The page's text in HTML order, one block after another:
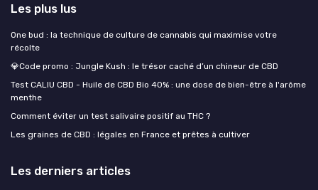
Les plus lus
One bud : la technique de culture de cannabis qui maximise votre
récolte
💎Code promo : Jungle Kush : le trésor caché d’un chineur de CBD
Test CALIU CBD - Huile de CBD Bio 40% : une dose de bien-être à l'arôme
menthe
Comment éviter un test salivaire positif au THC ?
Les graines de CBD : légales en France et prêtes à cultiver
Les derniers articles